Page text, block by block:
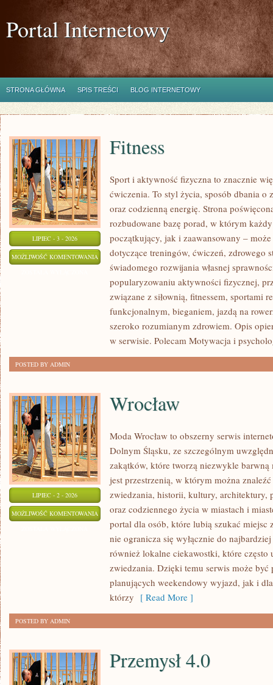
Portal Internetowy
STRONA GŁÓWNA SPIS TREŚCI BLOG INTERNETOWY
LIPIEC - 3 - 2026
MOŻLIWOŚĆ KOMENTOWANIA FITNESS
Fitness
Sport i aktywność fizyczna to znacznie
ćwiczenia. To styl życia, sposób dbania o
oraz codzienną energię. Strona
rozbudowane bazę porad, w którym
początkujący, jak i zaawansowany –
dotyczące treningów, ćwiczeń, zdrowego
świadomego rozwijania własnej
popularyzowaniu aktywności fizycznej,
związane z siłownią, fitnessem, sportami
funkcjonalnym, bieganiem, jazdą na
szeroko rozumianym zdrowiem. Opis
w serwisie. Polecam Motywacja i
POSTED BY ADMIN
LIPIEC - 2 - 2026
MOŻLIWOŚĆ KOMENTOWANIA WROCŁAW
Wrocław
Moda Wrocław to obszerny serwis
Dolnym Śląsku, ze szczególnym
zakątków, które tworzą niezwykle barwną
jest przestrzenią, w którym można
zwiedzania, historii, kultury, architektury,
oraz codziennego życia w miastach i
portal dla osób, które lubią szukać miejsc
nie ogranicza się wyłącznie do
również lokalne ciekawostki, które często
zwiedzania. Dzięki temu serwis może
planujących weekendowy wyjazd, jak i
którzy [ Read More ]
POSTED BY ADMIN
Przemysł 4.0